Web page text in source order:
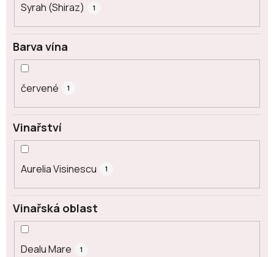
Syrah (Shiraz) 1
Barva vína
červené 1
Vinařství
Aurelia Visinescu 1
Vinařská oblast
Dealu Mare 1